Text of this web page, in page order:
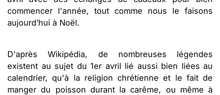
commencer l'année, tout comme nous le faisons
aujourd’hui à Noël.
D'après Wikipédia, de nombreuses légendes
existent au sujet du 1er avril lié aussi bien liées au
calendrier, qu'à la religion chrétienne et le fait de
manger du poisson durant la carême, ou même à